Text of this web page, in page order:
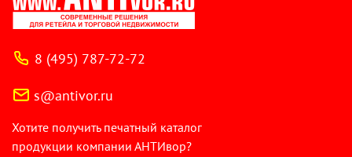
8 (495) 787-72-72
s@antivor.ru
Хотите получить печатный каталог
продукции компании АНТИвор?